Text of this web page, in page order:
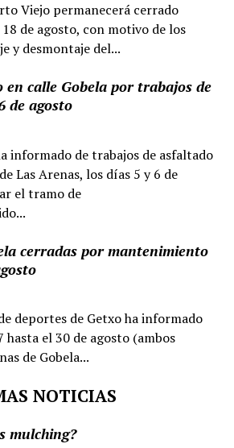
Viejo permanecerá cerrado
de agosto, con motivo de los
y desmontaje del...
en calle Gobela por trabajos de
de agosto
informado de trabajos de asfaltado
Las Arenas, los días 5 y 6 de
el tramo de
cerradas por mantenimiento
deportes de Getxo ha informado
hasta el 30 de agosto (ambos
de Gobela...
NOTICIAS
mulching?